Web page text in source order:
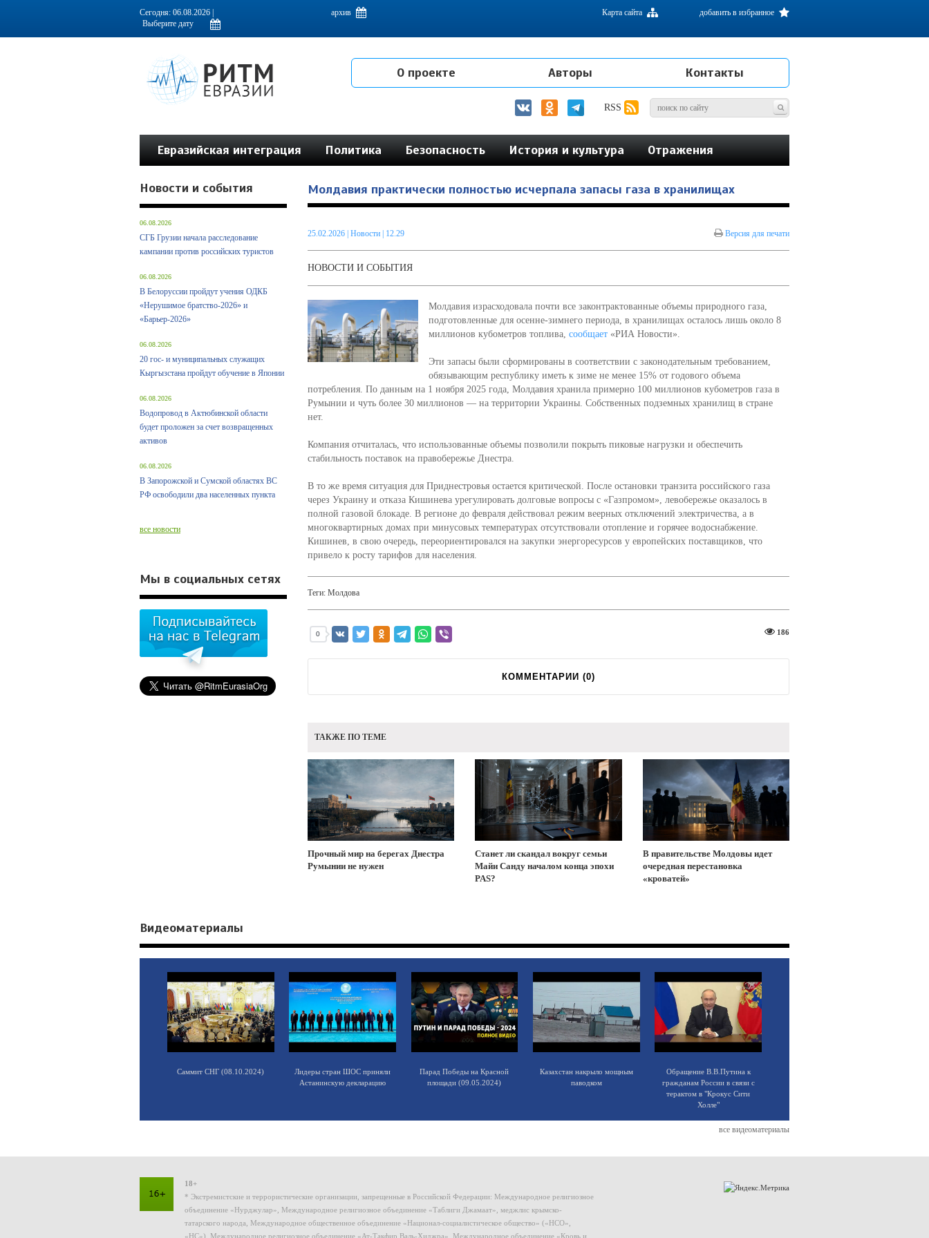
Информационно-аналитическое издание, посвященное актуальным проблемам интеграции на постсоветском пространстве
Сегодня: 06.08.2026 | архив добавить в избранное
Карта сайта
О проекте Авторы Контакты
RSS
Евразийская интеграция Политика Безопасность История и культура Отражения
Молдавия практически полностью исчерпала запасы газа в хранилищах
25.02.2026| Новости | 12.29 Версия для печати
НОВОСТИ И СОБЫТИЯ
Молдавия израсходовала почти все законтрактованные объемы природного газа,
подготовленные для осенне-зимнего периода, в хранилищах осталось лишь около 8
миллионов кубометров топлива, сообщает«РИА Новости».
Эти запасы были сформированы в соответствии с законодательным требованием,
обязывающим республику иметь к зиме не менее 15% от годового объема
потребления. По данным на 1 ноября 2025 года, Молдавия хранила примерно 100 миллионов кубометров газа в
Румынии и чуть более 30 миллионов — на территории Украины. Собственных подземных хранилищ в стране
нет.
Компания отчиталась, что использованные объемы позволили покрыть пиковые нагрузки и обеспечить
стабильность поставок на правобережье Днестра.
В то же время ситуация для Приднестровья остается критической. После остановки транзита российского газа
через Украину и отказа Кишинева урегулировать долговые вопросы с «Газпромом», левобережье оказалось в
полной газовой блокаде. В регионе до февраля действовал режим веерных отключений электричества, а в
многоквартирных домах при минусовых температурах отсутствовали отопление и горячее водоснабжение.
Кишинев, в свою очередь, переориентировался на закупки энергоресурсов у европейских поставщиков, что
привело к росту тарифов для населения.
Теги: Молдова
0 186
КОММЕНТАРИИ (0)
ТАКЖЕ ПО ТЕМЕ
Прочный мир на берегах Днестра
Румынии не нужен
Станет ли скандал вокруг семьи
Майи Санду началом конца эпохи
PAS?
В правительстве Молдовы идет
очередная перестановка
«кроватей»
Новости и события
06.08.2026
СГБ Грузии начала расследование
кампании против российских туристов
06.08.2026
В Белоруссии пройдут учения ОДКБ
«Нерушимое братство-2026» и
«Барьер-2026»
06.08.2026
20 гос- и муниципальных служащих
Кыргызстана пройдут обучение в Японии
06.08.2026
Водопровод в Актюбинской области
будет проложен за счет возвращенных
активов
06.08.2026
В Запорожской и Сумской областях ВС
РФ освободили два населенных пункта
все новости
Мы в социальных сетях
Видеоматериалы
Саммит СНГ (08.10.2024)
Лидеры стран ШОС приняли
Астанинскую декларацию
Парад Победы на Красной
площади (09.05.2024)
Казахстан накрыло мощным
паводком
Обращение В.В.Путина к
гражданам России в связи с
терактом в "Крокус Сити
Холле"
все видеоматериалы
18+
* Экстремистские и террористические организации, запрещенные в Российской Федерации: Международное религиозное
объединение «Нурджулар», Международное религиозное объединение «Таблиги Джамаат», меджлис крымско-
татарского народа, Международное общественное объединение «Национал-социалистическое общество» («НСО»,
«НС»), Международное религиозное объединение «Ат-Такфир Валь-Хиджра», Международное объединение «Кровь и